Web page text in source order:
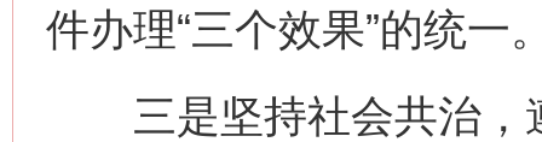
件办理“三个效果”的统一
三是坚持社会共治，